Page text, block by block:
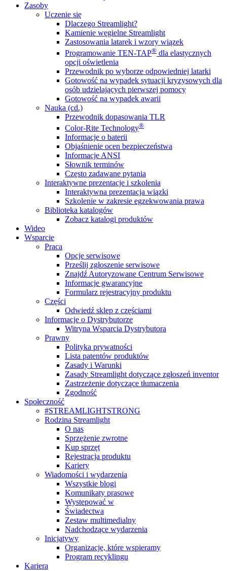
Zasoby
Uczenie się
Dlaczego Streamlight?
Kamienie węgielne Streamlight
Zastosowania latarek i wzory wiązek
Programowanie TEN-TAP® dla elastycznych
opcji oświetlenia
Przewodnik po wyborze odpowiedniej latarki
Gotowość na wypadek sytuacji kryzysowych dla
osób udzielających pierwszej pomocy
Gotowość na wypadek awarii
Nauka (cd.)
Przewodnik dopasowania TLR
Color-Rite Technology®
Informacje o baterii
Objaśnienie ocen bezpieczeństwa
Informacje ANSI
Słownik terminów
Często zadawane pytania
Interaktywne prezentacje i szkolenia
Interaktywna prezentacja wiązki
Szkolenie w zakresie egzekwowania prawa
Biblioteka katalogów
Zobacz katalogi produktów
Wideo
Wsparcie
Praca
Opcje serwisowe
Prześlij zgłoszenie serwisowe
Znajdź Autoryzowane Centrum Serwisowe
Informacje gwarancyjne
Formularz rejestracyjny produktu
Części
Odwiedź sklep z częściami
Informacje o Dystrybutorze
Witryna Wsparcia Dystrybutora
Prawny
Polityka prywatności
Lista patentów produktów
Zasady i Warunki
Zasady Streamlight dotyczące zgłoszeń inventor
Zastrzeżenie dotyczące tłumaczenia
Zgodność
Społeczność
#STREAMLIGHTSTRONG
Rodzina Streamlight
O nas
Sprzężenie zwrotne
Kup sprzęt
Rejestracja produktu
Kariery
Wiadomości i wydarzenia
Wszystkie blogi
Komunikaty prasowe
Wystepować w
Świadectwa
Zestaw multimedialny
Nadchodzące wydarzenia
Inicjatywy
Organizacje, które wspieramy
Program recyklingu
Kariera